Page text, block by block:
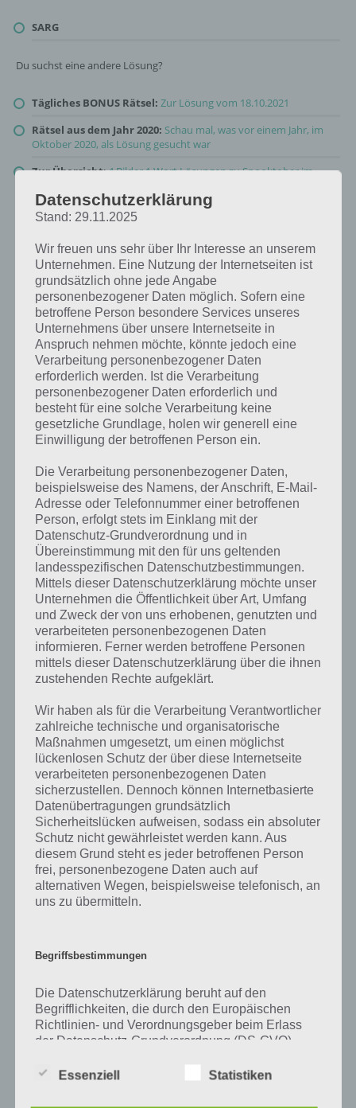
SARG
Du suchst eine andere Lösung?
Tägliches BONUS Rätsel: Zur Lösung vom 18.10.2021
Rätsel aus dem Jahr 2020: Schau mal, was vor einem Jahr, im
Oktober 2020, als Lösung gesucht war
Zur Übersicht:4 Bilder 1 Wort Lösungen zu Spooktober im
Kurze Begriffserklärung zur Lösung Sarg
Sarg ist die Lösung für das tägliche Rätsel am 18.10.2021 in 4 Bilder 1
Wort, doch welche Bedeutung hat dieses eigentlich und was gibt es
dazu zu wissen? Passt das Wort auch zu Spooktober? Zu
kurze Begriffserklärung!
Zu Sarg haben wir zunächst keine weiteren Informationen parat!
Auf WhatsApp teilen Teilen auf Facebook
Tweet auf Twitter
Datenschutzerklärung
Stand: 29.11.2025
Wir freuen uns sehr über Ihr Interesse an unserem
Unternehmen. Eine Nutzung der Internetseiten ist
grundsätzlich ohne jede Angabe
personenbezogener Daten möglich. Sofern eine
betroffene Person besondere Services unseres
Unternehmens über unsere Internetseite in
Anspruch nehmen möchte, könnte jedoch eine
Verarbeitung personenbezogener Daten
erforderlich werden. Ist die Verarbeitung
personenbezogener Daten erforderlich und
besteht für eine solche Verarbeitung keine
gesetzliche Grundlage, holen wir generell eine
Einwilligung der betroffenen Person ein.
Die Verarbeitung personenbezogener Daten,
beispielsweise des Namens, der Anschrift, E-Mail-
Adresse oder Telefonnummer einer betroffenen
Person, erfolgt stets im Einklang mit der
Datenschutz-Grundverordnung und in
Übereinstimmung mit den für uns geltenden
landesspezifischen Datenschutzbestimmungen.
Mittels dieser Datenschutzerklärung möchte unser
Unternehmen die Öffentlichkeit über Art, Umfang
und Zweck der von uns erhobenen, genutzten und
verarbeiteten personenbezogenen Daten
informieren. Ferner werden betroffene Personen
mittels dieser Datenschutzerklärung über die ihnen
zustehenden Rechte aufgeklärt.
Wir haben als für die Verarbeitung Verantwortlicher
zahlreiche technische und organisatorische
Maßnahmen umgesetzt, um einen möglichst
lückenlosen Schutz der über diese Internetseite
verarbeiteten personenbezogenen Daten
sicherzustellen. Dennoch können Internetbasierte
Datenübertragungen grundsätzlich
Sicherheitslücken aufweisen, sodass ein absoluter
Schutz nicht gewährleistet werden kann. Aus
diesem Grund steht es jeder betroffenen Person
frei, personenbezogene Daten auch auf
alternativen Wegen, beispielsweise telefonisch, an
uns zu übermitteln.
Begriffsbestimmungen
Die Datenschutzerklärung beruht auf den
Begrifflichkeiten, die durch den Europäischen
Richtlinien- und Verordnungsgeber beim Erlass
der Datenschutz-Grundverordnung (DS-GVO)
soll sowohl für die Öffentlichkeit als auch für
lesbar und verständlich sein. Um dies zu
Essenziell Statistiken